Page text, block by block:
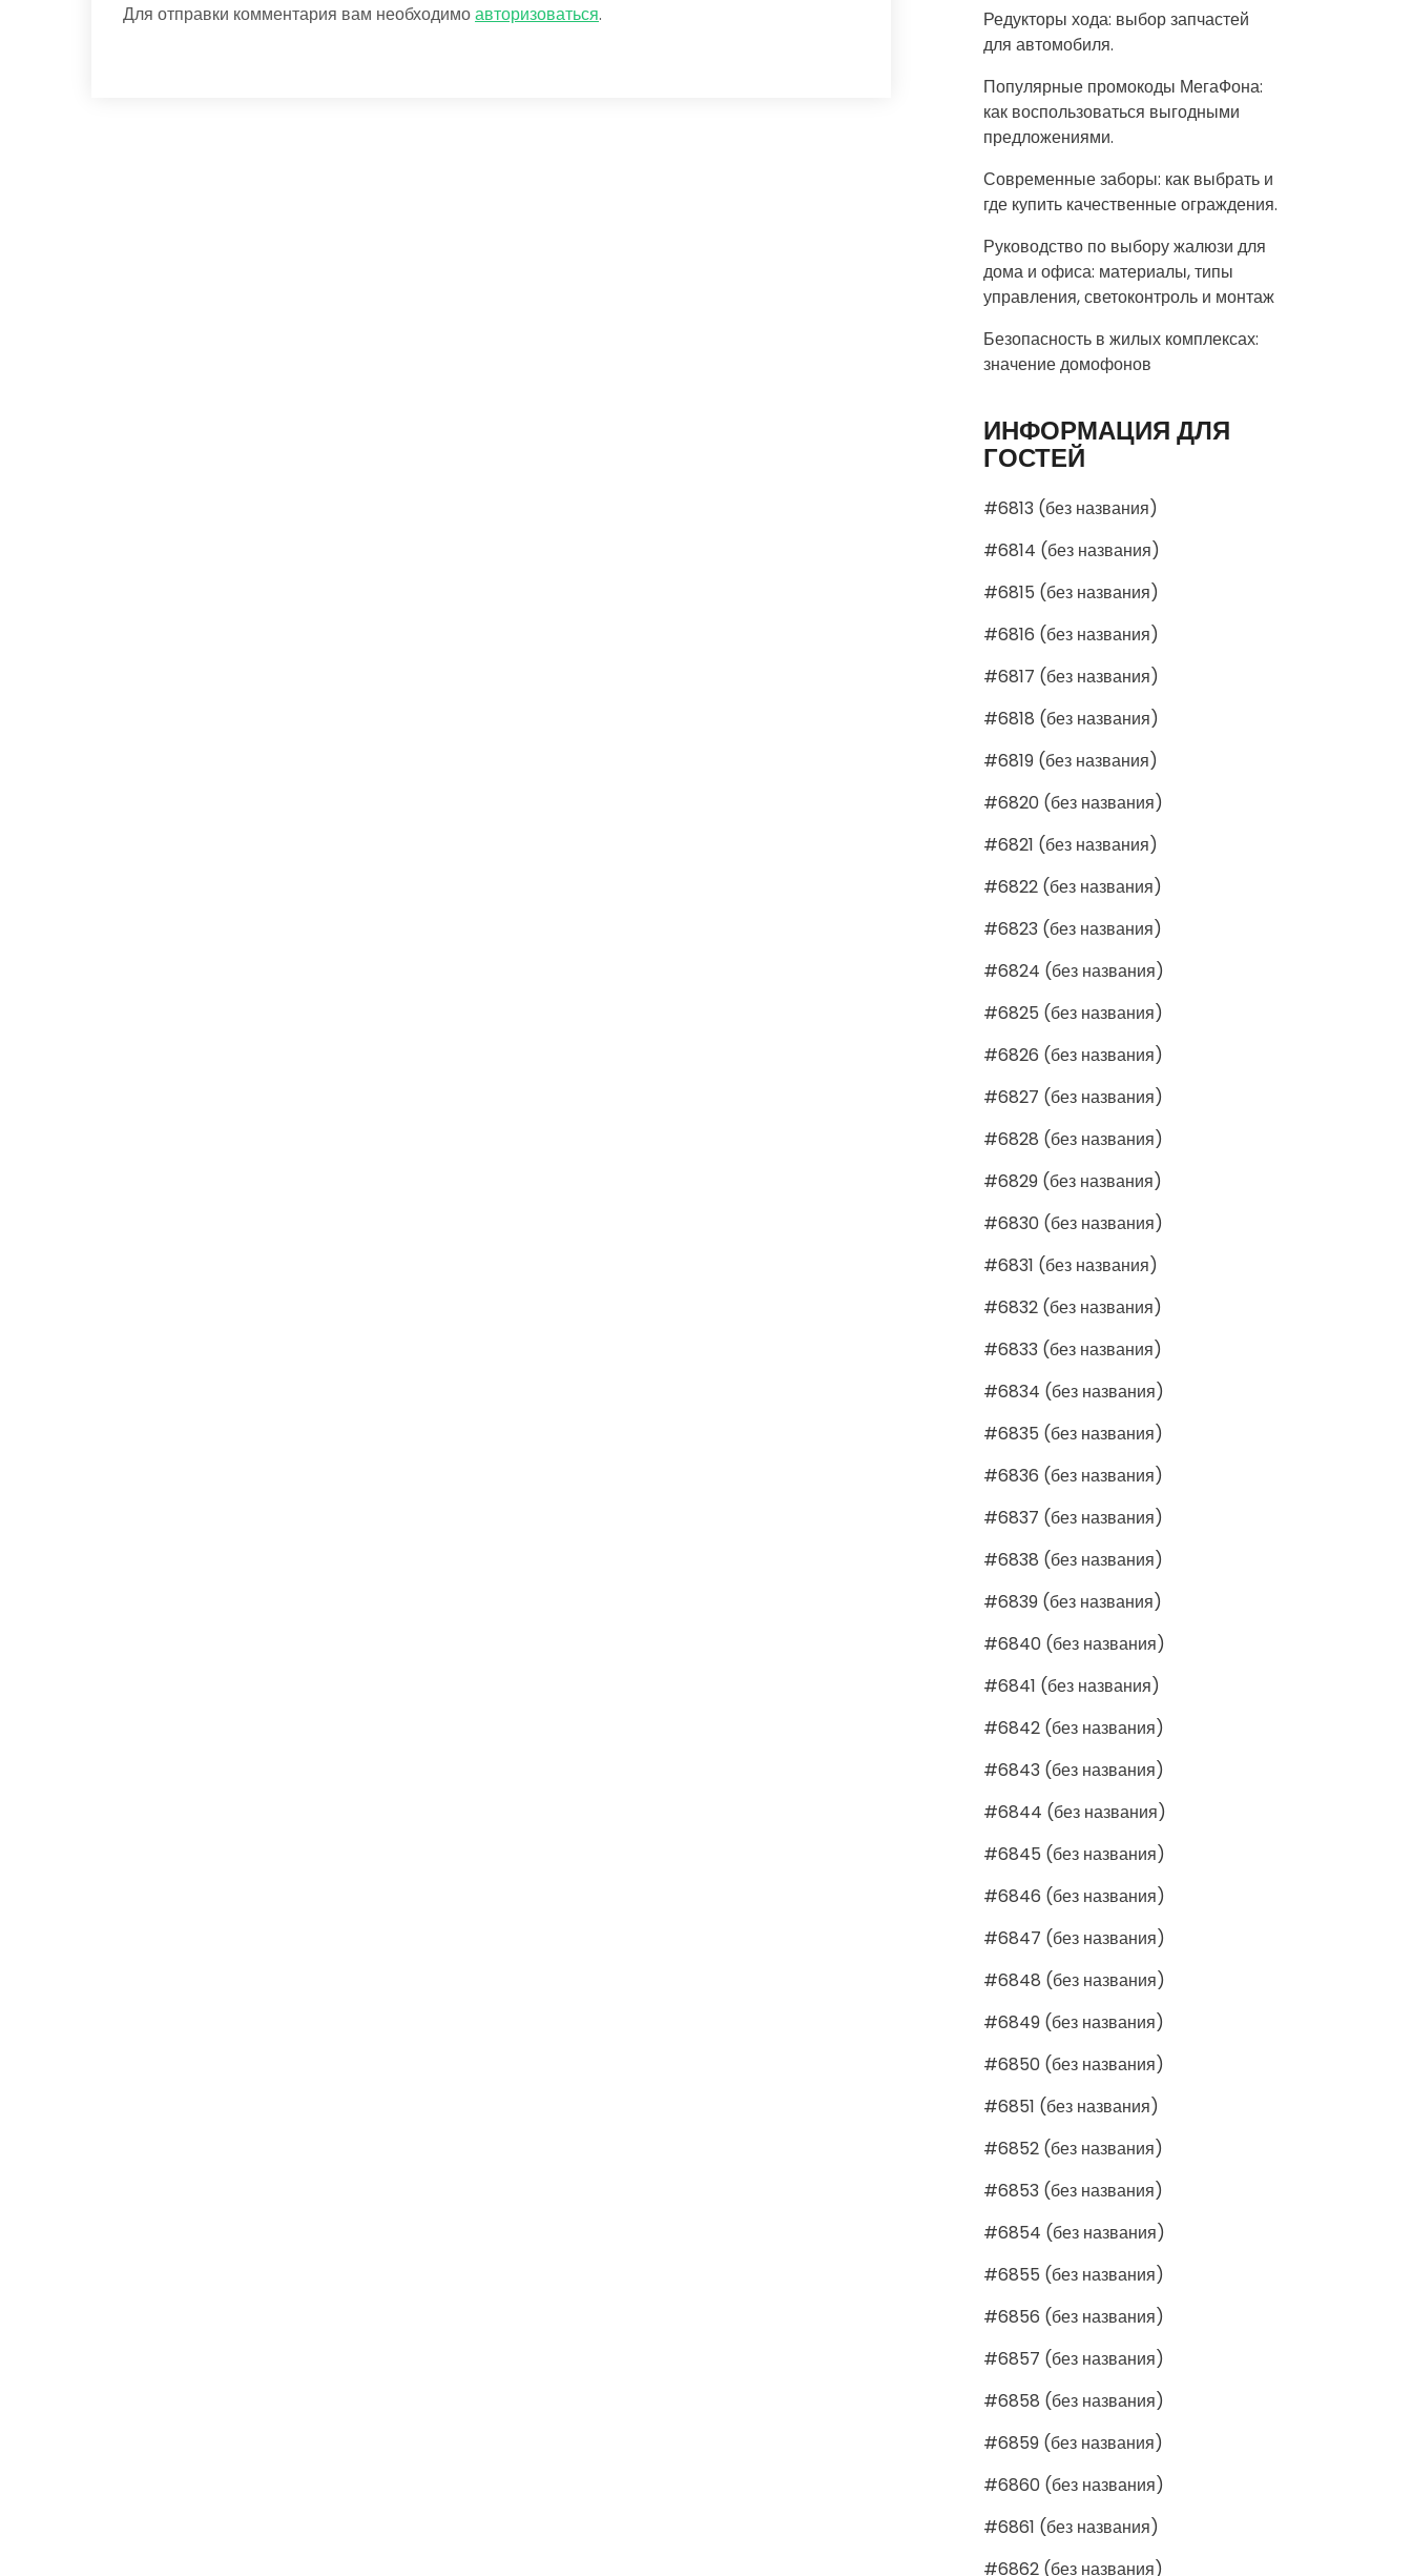
Для отправки комментария вам необходимоавторизоваться.
Редукторы хода: выбор запчастей
для автомобиля.
Популярные промокоды МегаФона:
как воспользоваться выгодными
предложениями.
Современные заборы: как выбрать и
где купить качественные ограждения.
Руководство по выбору жалюзи для
дома и офиса: материалы, типы
управления, светоконтроль и монтаж
Безопасность в жилых комплексах:
значение домофонов
ИНФОРМАЦИЯ ДЛЯ
ГОСТЕЙ
#6813 (без названия)
#6814 (без названия)
#6815 (без названия)
#6816 (без названия)
#6817 (без названия)
#6818 (без названия)
#6819 (без названия)
#6820 (без названия)
#6821 (без названия)
#6822 (без названия)
#6823 (без названия)
#6824 (без названия)
#6825 (без названия)
#6826 (без названия)
#6827 (без названия)
#6828 (без названия)
#6829 (без названия)
#6830 (без названия)
#6831 (без названия)
#6832 (без названия)
#6833 (без названия)
#6834 (без названия)
#6835 (без названия)
#6836 (без названия)
#6837 (без названия)
#6838 (без названия)
#6839 (без названия)
#6840 (без названия)
#6841 (без названия)
#6842 (без названия)
#6843 (без названия)
#6844 (без названия)
#6845 (без названия)
#6846 (без названия)
#6847 (без названия)
#6848 (без названия)
#6849 (без названия)
#6850 (без названия)
#6851 (без названия)
#6852 (без названия)
#6853 (без названия)
#6854 (без названия)
#6855 (без названия)
#6856 (без названия)
#6857 (без названия)
#6858 (без названия)
#6859 (без названия)
#6860 (без названия)
#6861 (без названия)
#6862 (без названия)